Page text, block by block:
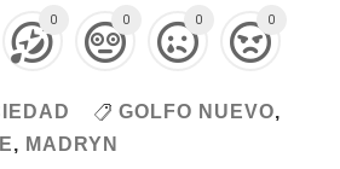
0 0 0 0
GOLFO NUEVO,
, MADRYN